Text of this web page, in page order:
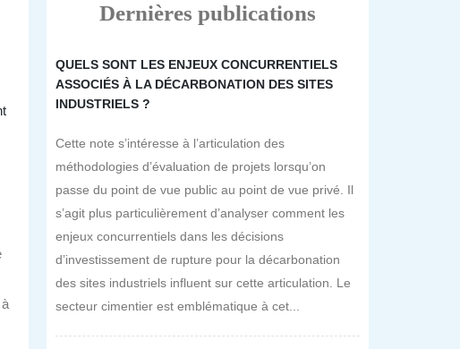
Dernières publications
QUELS SONT LES ENJEUX CONCURRENTIELS
ASSOCIÉS À LA DÉCARBONATION DES SITES
INDUSTRIELS ?
Cette note s’intéresse à l’articulation des
méthodologies d’évaluation de projets lorsqu’on
passe du point de vue public au point de vue privé. Il
s’agit plus particulièrement d’analyser comment les
enjeux concurrentiels dans les décisions
d’investissement de rupture pour la décarbonation
des sites industriels influent sur cette articulation. Le
secteur cimentier est emblématique à cet...